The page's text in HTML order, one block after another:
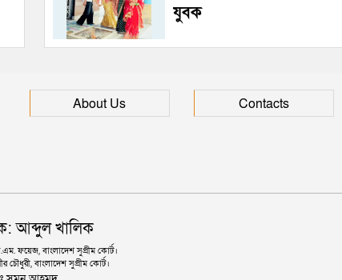
যুবক
About Us Contacts
আব্দুল খালিক
ফয়েজ, বাংলাদেশ সুপ্রীম কোর্ট।
চৌধুরী, বাংলাদেশ সুপ্রীম কোর্ট।